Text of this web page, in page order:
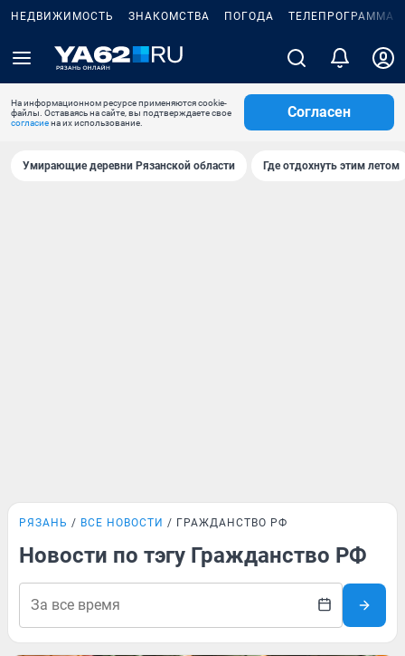
НЕДВИЖИМОСТЬ ЗНАКОМСТВА ПОГОДА ТЕЛЕПРОГРАММА
На информационном ресурсе применяются cookie-
файлы. Оставаясь на сайте, вы подтверждаете свое
согласиена их использование.
Согласен
Умирающие деревни Рязанской области Где отдохнуть этим летом
РЯЗАНЬ ВСЕ НОВОСТИ ГРАЖДАНСТВО РФ
Новости по тэгу Гражданство РФ